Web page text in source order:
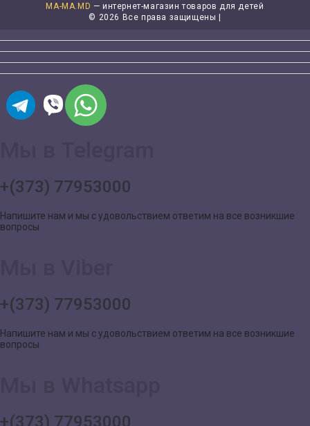
MA-MA.MD — интернет-магазин товаров для детей
© 2026 Все права защищены |
+(373) 77953000
Напишите нам и мы с удовольствием ответим на все возникшие
вопросы
+(373) 77953000
Напишите нам и мы с удовольствием ответим на все возникшие
вопросы
+(373) 77953000